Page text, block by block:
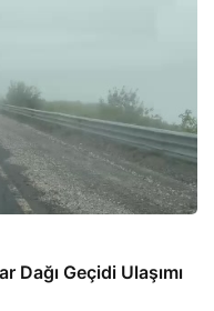
Geçidi Ulaşımı